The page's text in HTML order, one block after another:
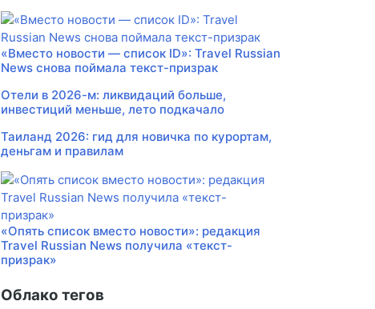
«Вместо новости — список ID»: Travel Russian
News снова поймала текст-призрак
Отели в 2026-м: ликвидаций больше,
инвестиций меньше, лето подкачало
Таиланд 2026: гид для новичка по курортам,
деньгам и правилам
«Опять список вместо новости»: редакция
Travel Russian News получила «текст-
призрак»
Облако тегов